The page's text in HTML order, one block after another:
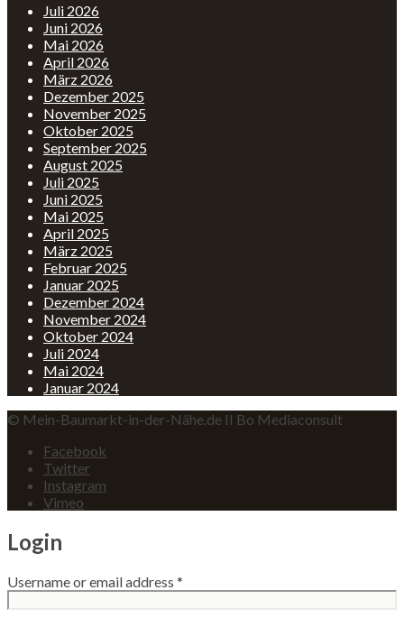
Juli 2026
Juni 2026
Mai 2026
April 2026
März 2026
Dezember 2025
November 2025
Oktober 2025
September 2025
August 2025
Juli 2025
Juni 2025
Mai 2025
April 2025
März 2025
Februar 2025
Januar 2025
Dezember 2024
November 2024
Oktober 2024
Juli 2024
Mai 2024
Januar 2024
© Mein-Baumarkt-in-der-Nähe.de II Bo Mediaconsult
Facebook
Twitter
Instagram
Vimeo
Login
Username or email address *